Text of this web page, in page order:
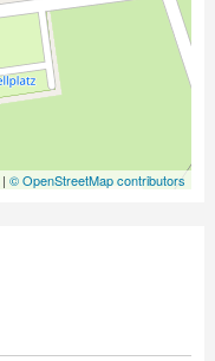
| © OpenStreetMap contributors